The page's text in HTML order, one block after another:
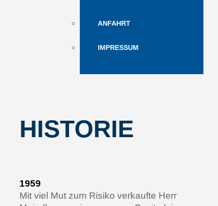
ANFAHRT
IMPRESSUM
HISTORIE
1959
Mit viel Mut zum Risiko verkaufte Herr